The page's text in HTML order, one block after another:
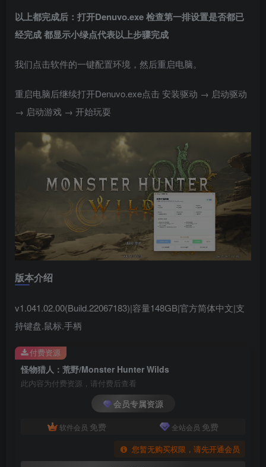
以上都完成后：打开Denuvo.exe 检查第一排设置是否都已
经完成 都显示小绿点代表以上步骤完成
我们点击软件的一键配置环境，然后重启电脑。
重启电脑后继续打开Denuvo.exe点击 安装驱动 → 启动驱动
→ 启动游戏 → 开始玩耍
版本介绍
v1.041.02.00(Build.22067183)|容量148GB|官方简体中文|支
持键盘.鼠标.手柄
怪物猎人：荒野/Monster Hunter Wilds
此内容为付费资源，请付费后查看
会员专属资源
软件会员 免费 全站会员 免费
您暂无购买权限，请先开通会员
付费资源